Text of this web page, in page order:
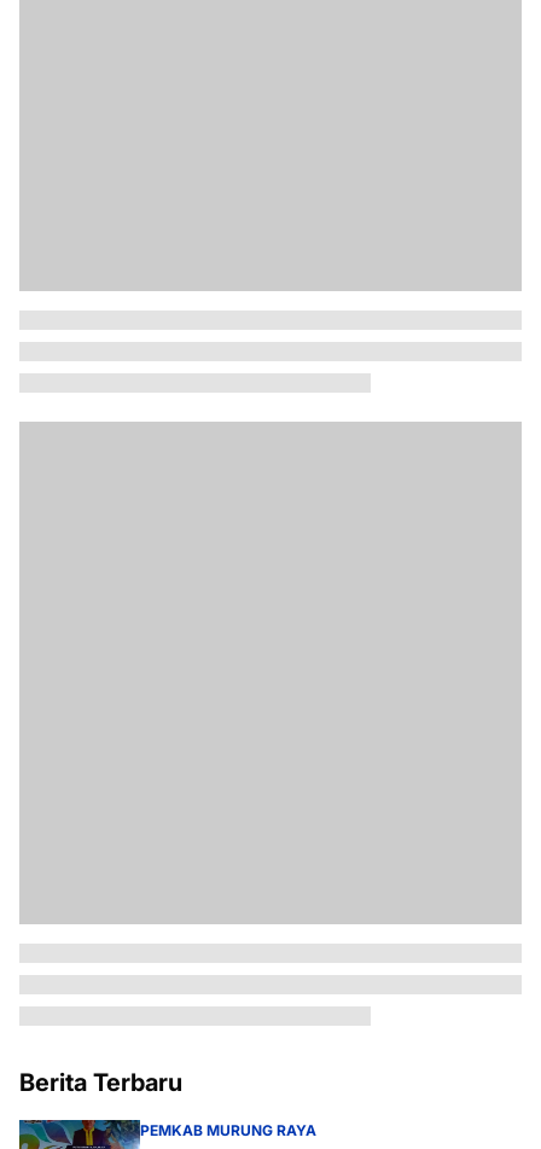
Berita Terbaru
PEMKAB MURUNG RAYA